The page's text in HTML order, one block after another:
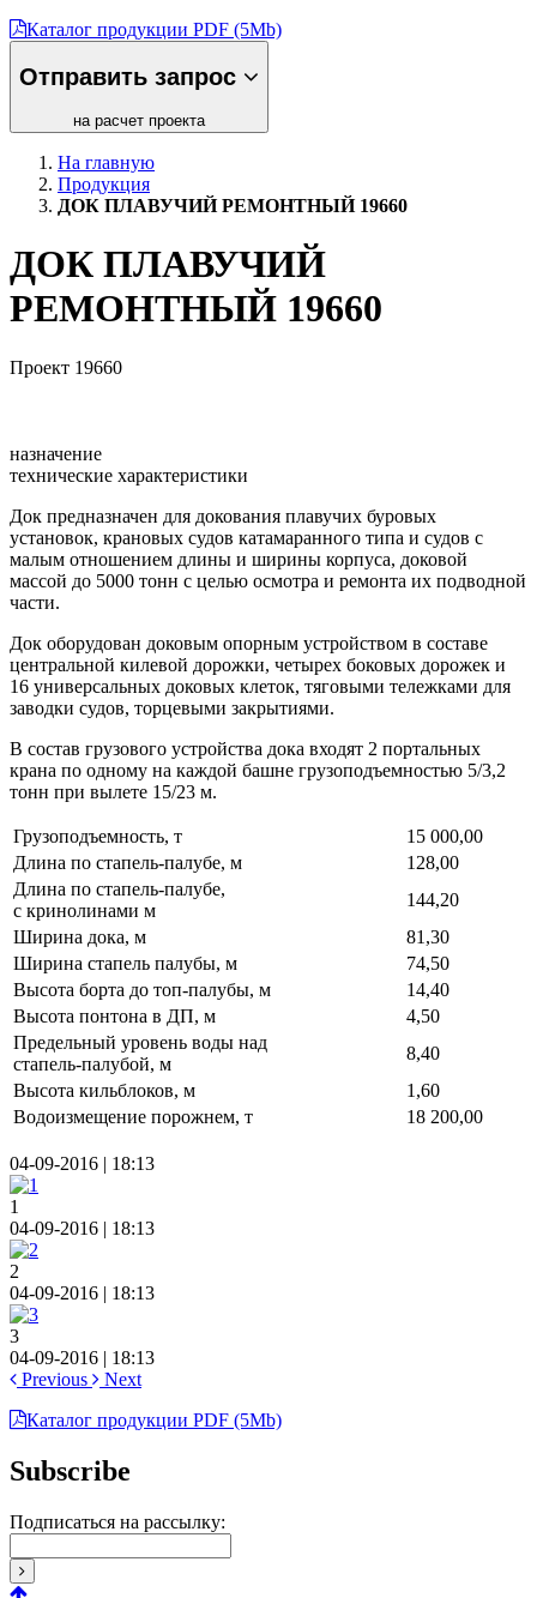
Каталог продукции PDF (5Mb)
Отправить запрос
на расчет проекта
На главную
Продукция
ДОК ПЛАВУЧИЙ РЕМОНТНЫЙ 19660
ДОК ПЛАВУЧИЙ
РЕМОНТНЫЙ 19660
Проект 19660
назначение
технические характеристики
Док предназначен для докования плавучих буровых
установок, крановых судов катамаранного типа и судов с
малым отношением длины и ширины корпуса, доковой
массой до 5000 тонн с целью осмотра и ремонта их подводной
части.
Док оборудован доковым опорным устройством в составе
центральной килевой дорожки, четырех боковых дорожек и
16 универсальных доковых клеток, тяговыми тележками для
заводки судов, торцевыми закрытиями.
В состав грузового устройства дока входят 2 портальных
крана по одному на каждой башне грузоподъемностью 5/3,2
тонн при вылете 15/23 м.
Грузоподъемность, т
15 000,00
Длина по стапель-палубе, м
128,00
Длина по стапель-палубе,
с кринолинами м
144,20
Ширина дока, м
81,30
Ширина стапель палубы, м
74,50
Высота борта до топ-палубы, м
14,40
Высота понтона в ДП, м
4,50
Предельный уровень воды над
стапель-палубой, м
8,40
Высота кильблоков, м
1,60
Водоизмещение порожнем, т
18 200,00
04-09-2016 | 18:13
1
04-09-2016 | 18:13
2
04-09-2016 | 18:13
3
04-09-2016 | 18:13
Previous
Next
Каталог продукции PDF (5Mb)
Subscribe
Подписаться на рассылку: